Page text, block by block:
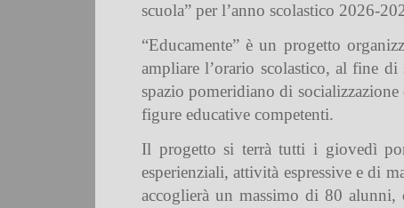
scuola” per l’anno scolastico 2026-
“Educamente”è un progetto
ampliare l’orario scolastico, al fine di
spazio pomeridiano di
figure educative competenti.
Il progetto si terràtutti i giovedì
esperienziali, attività espressive e di
accoglierà un massimo di 80 alunni,